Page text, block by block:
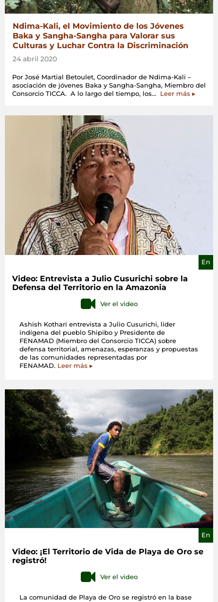
Ndima-Kali, el Movimiento de los Jóvenes
Baka y Sangha-Sangha para Valorar sus
Culturas y Luchar Contra la Discriminación
24 abril 2020
Por José Martial Betoulet, Coordinador de Ndima-Kali –
asociación de jóvenes Baka y Sangha-Sangha, Miembro del
Consorcio TICCA. A lo largo del tiempo, los… Leer más «Ndima-
▸
En
Video: Entrevista a Julio Cusurichi sobre la
Defensa del Territorio en la Amazonia
Ver el video
Ashish Kothari entrevista a Julio Cusurichi, líder
indígena del pueblo Shipibo y Presidente de
FENAMAD (Miembro del Consorcio TICCA) sobre
defensa territorial, amenazas, esperanzas y propuestas
de las comunidades representadas por
FENAMAD. Leer más ▸
En
Video: ¡El Territorio de Vida de Playa de Oro se
registró!
Ver el video
La comunidad de Playa de Oro se registró en la base